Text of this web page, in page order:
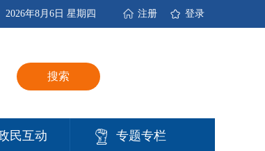
登录
注册
2026年8月6日 星期四
搜索
民互动 专题专栏